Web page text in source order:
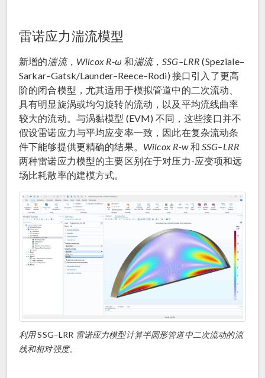
雷诺应力湍流模型
新增的湍流，Wilcox R-ω 和湍流，SSG–LRR (Speziale–
Sarkar–Gatsk/Launder–Reece–Rodi) 接口引入了更高
阶的闭合模型，尤其适用于模拟管道中的二次流动、
具有明显旋涡或均匀旋转的流动，以及平均流线曲率
较大的流动。与涡黏模型 (EVM) 不同，这些接口并不
假设雷诺应力与平均应变率一致，因此在复杂流动条
件下能够提供更精确的结果。 Wilcox R-w和 SSG–LRR
两种雷诺应力模型的主要区别在于对压力-应变项和远
场比耗散率的建模方式。
利用SSG–LRR 雷诺应力模型计算半圆形管道中二次流动的流
线和相对强度。